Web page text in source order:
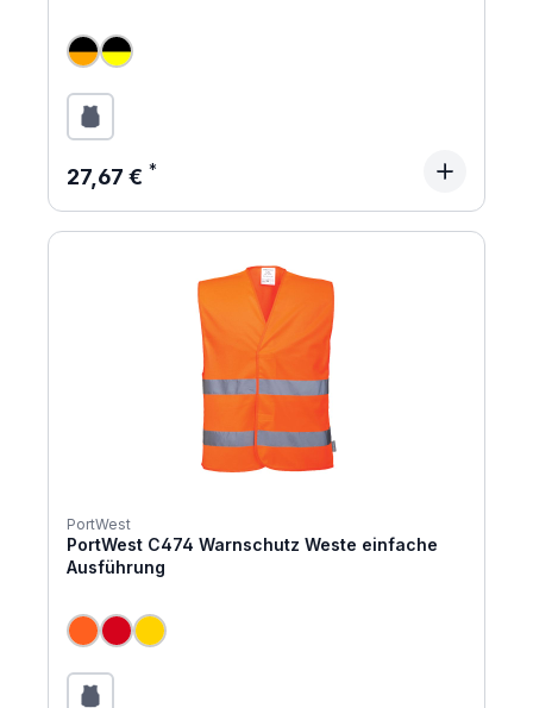
Regulärer Preis:
27,67 €
PortWest
PortWest C474 Warnschutz Weste einfache
Ausführung